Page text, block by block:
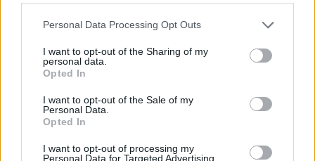
Personal Data Processing Opt Outs
I want to opt-out of the Sharing of my
personal data.
Opted In
I want to opt-out of the Sale of my
Personal Data.
Opted In
I want to opt-out of processing my
Personal Data for Targeted Advertising.
Publicidad